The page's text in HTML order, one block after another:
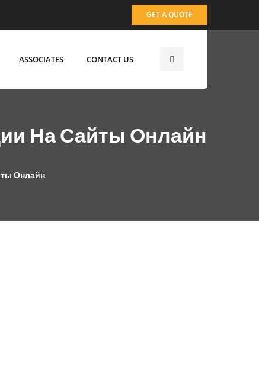
GET A QUOTE
ASSOCIATES CONTACT US
На Сайты Онлайн
Онлайн